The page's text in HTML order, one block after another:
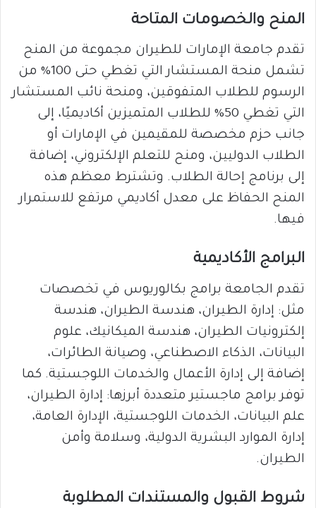
المنح والخصومات المتاحة
تقدم جامعة الإمارات للطيران مجموعة من المنح
تشمل منحة المستشار التي تغطي حتى 100% من
الرسوم للطلاب المتفوقين، ومنحة نائب المستشار
التي تغطي 50% للطلاب المتميزين أكاديميًا، إلى
جانب حزم مخصصة للمقيمين في الإمارات أو
الطلاب الدوليين، ومنح للتعلم الإلكتروني، إضافة
إلى برنامج إحالة الطلاب. وتشترط معظم هذه
المنح الحفاظ على معدل أكاديمي مرتفع للاستمرار
فيها.
البرامج الأكاديمية
تقدم الجامعة برامج بكالوريوس في تخصصات
مثل: إدارة الطيران، هندسة الطيران، هندسة
إلكترونيات الطيران، هندسة الميكانيك، علوم
البيانات، الذكاء الاصطناعي، وصيانة الطائرات،
إضافة إلى إدارة الأعمال والخدمات اللوجستية. كما
توفر برامج ماجستير متعددة أبرزها: إدارة الطيران،
علم البيانات، الخدمات اللوجستية، الإدارة العامة،
إدارة الموارد البشرية الدولية، وسلامة وأمن
الطيران.
شروط القبول والمستندات المطلوبة